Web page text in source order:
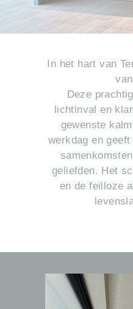
In het hart van
Deze
lichtinval en
gewenste
werkdag en
geliefden. Het
en de feilloze